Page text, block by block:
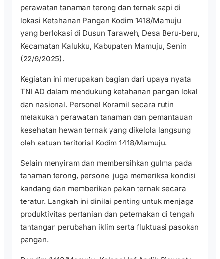
perawatan tanaman terong dan ternak sapi di
lokasi Ketahanan Pangan Kodim 1418/Mamuju
yang berlokasi di Dusun Taraweh, Desa Beru-beru,
Kecamatan Kalukku, Kabupaten Mamuju, Senin
(22/6/2025).
Kegiatan ini merupakan bagian dari upaya nyata
TNI AD dalam mendukung ketahanan pangan lokal
dan nasional. Personel Koramil secara rutin
melakukan perawatan tanaman dan pemantauan
kesehatan hewan ternak yang dikelola langsung
oleh satuan teritorial Kodim 1418/Mamuju.
Selain menyiram dan membersihkan gulma pada
tanaman terong, personel juga memeriksa kondisi
kandang dan memberikan pakan ternak secara
teratur. Langkah ini dinilai penting untuk menjaga
produktivitas pertanian dan peternakan di tengah
tantangan perubahan iklim serta fluktuasi pasokan
pangan.